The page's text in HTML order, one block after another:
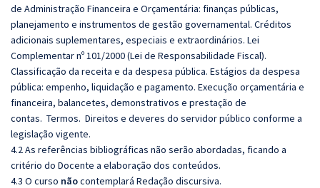
de Administração Financeira e Orçamentária: finanças públicas,
planejamento e instrumentos de gestão governamental. Créditos
adicionais suplementares, especiais e extraordinários. Lei
Complementar nº 101/2000 (Lei de Responsabilidade Fiscal).
Classificação da receita e da despesa pública. Estágios da despesa
pública: empenho, liquidação e pagamento. Execução orçamentária e
financeira, balancetes, demonstrativos e prestação de
contas. Termos. Direitos e deveres do servidor público conforme a
legislação vigente.
4.2 As referências bibliográficas não serão abordadas, ficando a
critério do Docente a elaboração dos conteúdos.
4.3 O curso nãocontemplará Redação discursiva.